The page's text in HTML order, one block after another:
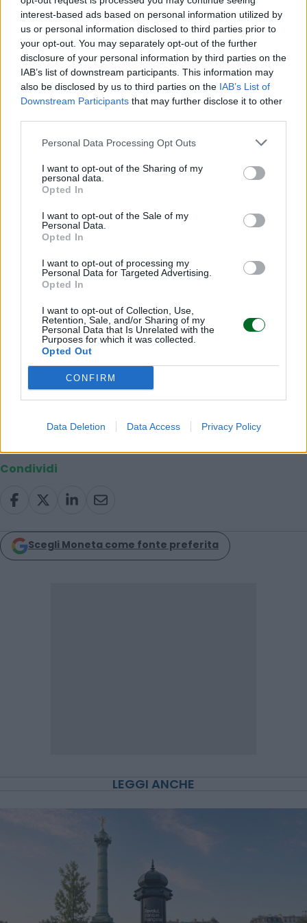
interest-based ads based on personal information utilized by
us or personal information disclosed to third parties prior to
your opt-out. You may separately opt-out of the further
disclosure of your personal information by third parties on the
IAB’s list of downstream participants. This information may
also be disclosed by us to third parties on the IAB’s List of
Downstream Participants that may further disclose it to other
Personal Data Processing Opt Outs
I want to opt-out of the Sharing of my
personal data.
Opted In
I want to opt-out of the Sale of my
Personal Data.
Opted In
I want to opt-out of processing my
Personal Data for Targeted Advertising.
Opted In
I want to opt-out of Collection, Use,
Retention, Sale, and/or Sharing of my
Personal Data that Is Unrelated with the
Purposes for which it was collected.
Opted Out
CONFIRM
Data Deletion Data Access Privacy Policy
emblematici. Attivo dal 1972 nella produzione di
motori e trasmissioni, con 2.500 dipendenti, il sito
molisano era stato scelto nel 2021 come sede
della terza gigafactory europea per batterie
elettriche
Ma i piano è stato sospeso quando Acc ha
annunciato una revisione tecnologica orientata
verso batterie meno costose, in risposta al
rallentamento della domanda di veicoli elettrici in
Europa.
Il governo italiano ha reagito ritirando i 223 milioni
di euro di fondi europei e Stellantis ha annunciato
che dal 2026 Termoli produrrà cambi automatici
per auto ibride garantendo lavoro a circa 300 dei
evidentemente un ripiego rispetto alle ambizioni
dello stabilimento.
© RIPRODUZIONE RISERVATA
automotive
Condividi
Scegli Moneta come fonte preferita
LEGGI ANCHE